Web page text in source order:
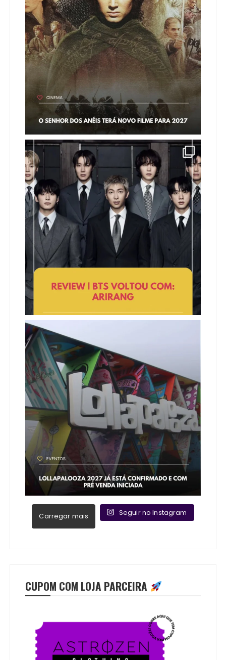
Carregar mais Seguir no Instagram
CUPOM COM LOJA PARCEIRA